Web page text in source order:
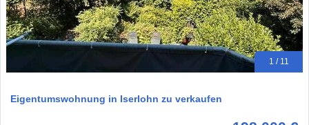
1 / 11
Eigentumswohnung in Iserlohn zu verkaufen